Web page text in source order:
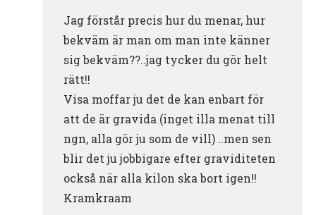
Jag förstår precis hur du menar, hur
bekväm är man om man inte känner
sig bekväm??..jag tycker du gör helt
rätt!!
Visa moffar ju det de kan enbart för
att de är gravida (inget illa menat till
ngn, alla gör ju som de vill) ..men sen
blir det ju jobbigare efter graviditeten
också när alla kilon ska bort igen!!
Kramkraam